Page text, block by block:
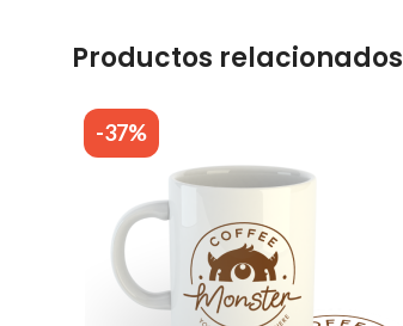
Productos relacionados
-37%